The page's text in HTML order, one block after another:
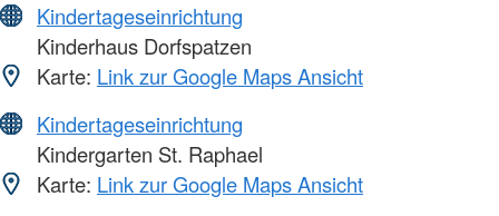
Kindertageseinrichtung
Kinderhaus Dorfspatzen
Karte: Link zur Google Maps Ansicht
Kindertageseinrichtung
Kindergarten St. Raphael
Karte: Link zur Google Maps Ansicht